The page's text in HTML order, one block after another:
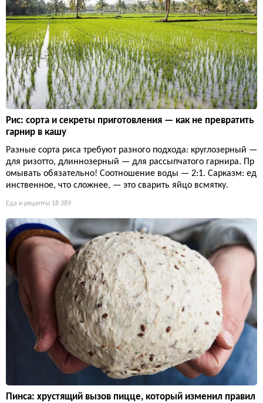
Рис: сорта и секреты приготовления — как не превратить
гарнир в кашу
Разные сорта риса требуют разного подхода: круглозерный —
для ризотто, длиннозерный — для рассыпчатого гарнира. Пр
омывать обязательно! Соотношение воды — 2:1. Сарказм: ед
инственное, что сложнее, — это сварить яйцо всмятку.
Еда и рецепты 18 389
Пинса: хрустящий вызов пицце, который изменил правил